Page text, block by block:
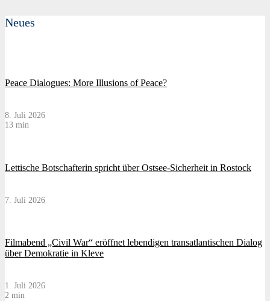
Neues
Peace Dialogues: More Illusions of Peace?
8. Juli 2026
13 min
Lettische Botschafterin spricht über Ostsee-Sicherheit in Rostock
7. Juli 2026
Filmabend „Civil War“ eröffnet lebendigen transatlantischen Dialog
über Demokratie in Kleve
1. Juli 2026
2 min